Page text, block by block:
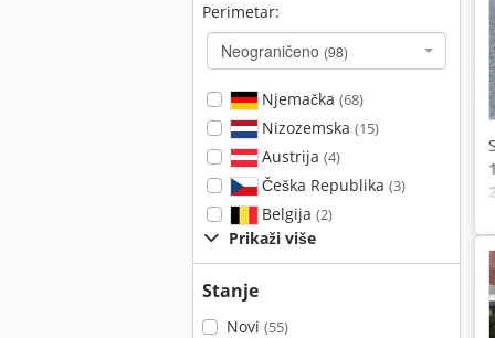
Perimetar:
Neograničeno (98)
Njemačka (68)
Nizozemska (15)
Austrija (4)
Češka Republika (3)
Belgija (2)
Prikaži više
Stanje
Novi (55)